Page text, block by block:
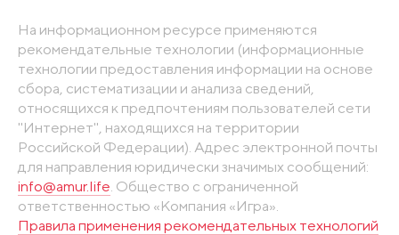
На информационном ресурсе применяются
рекомендательные технологии (информационные
технологии предоставления информации на основе
сбора, систематизации и анализа сведений,
относящихся к предпочтениям пользователей сети
"Интернет", находящихся на территории
Российской Федерации). Адрес электронной почты
для направления юридически значимых сообщений:
info@amur.life . Общество с ограниченной
ответственностью «Компания «Игра».
Правила применения рекомендательных технологий